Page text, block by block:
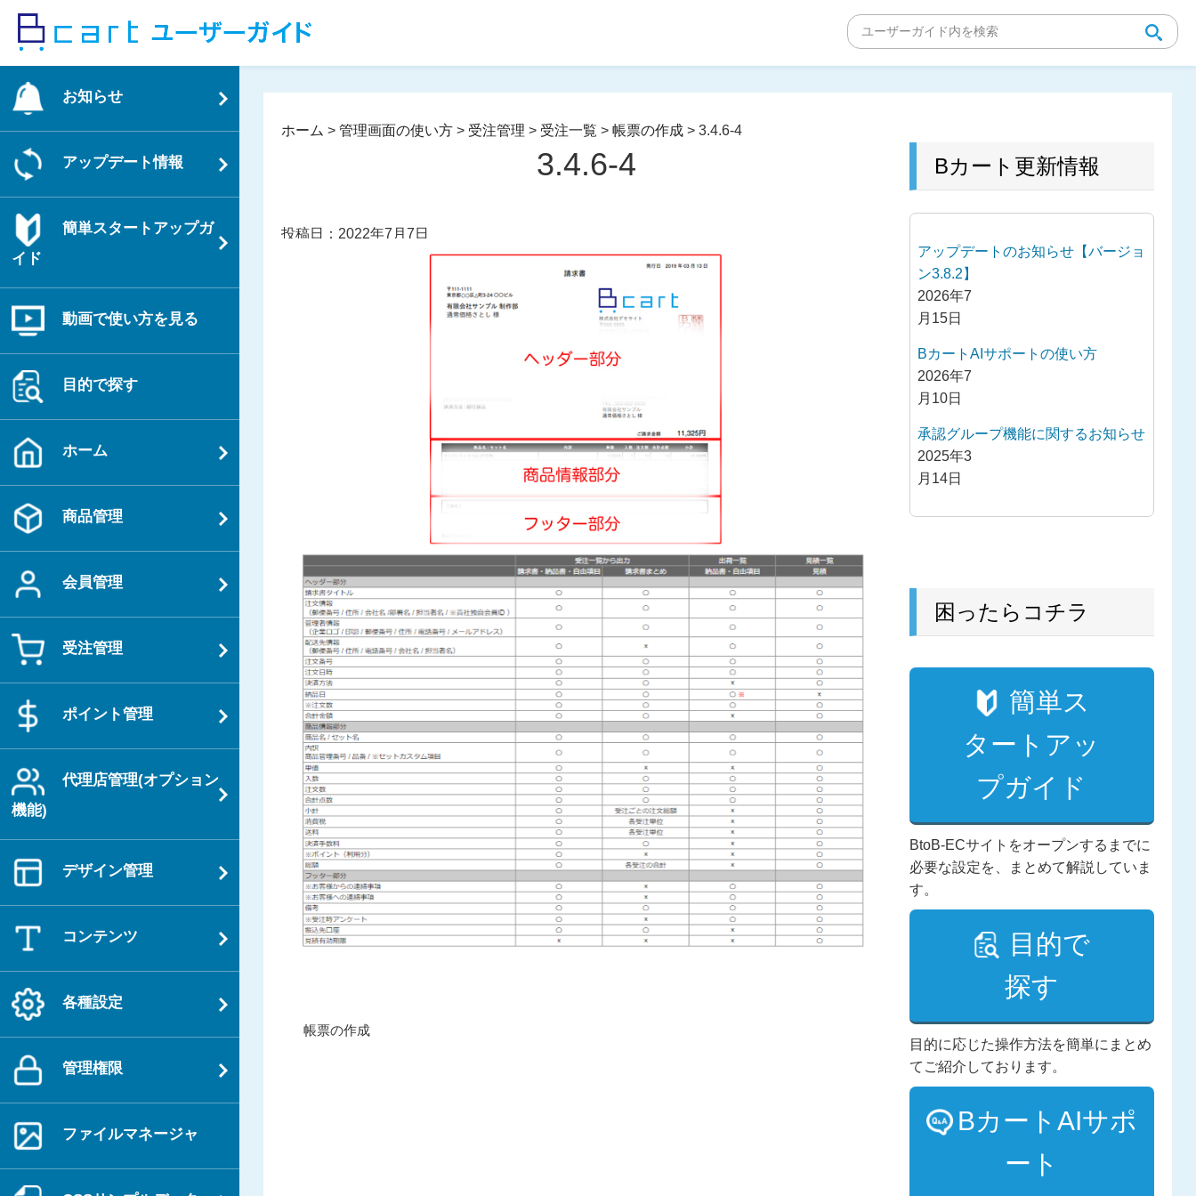
ッ
お知らせ
アップデート情報
簡単スタートアップガ
イド
動画で使い方を見る
目的で探す
ホーム
商品管理
会員管理
受注管理
ポイント管理
代理店管理(オプション
機能)
デザイン管理
コンテンツ
各種設定
管理権限
ファイルマネージャ
ホーム >管理画面の使い方 > 受注管理 > 受注一覧 >帳票の作成 >3.4.6-4
3.4.6-4
投稿日：2022年7月7日
過
帳票の作成
Bカート更新情報
アップデートのお知らせ【バージョ
ン3.8.2】
2026年7
月15日
BカートAIサポートの使い方
2026年7
月10日
承認グループ機能に関するお知らせ
2025年3
月14日
困ったらコチラ
簡単ス
タートアッ
プガイド
BtoB-ECサイトをオープンするまでに
必要な設定を、まとめて解説していま
す。
目的で
探す
目的に応じた操作方法を簡単にまとめ
てご紹介しております。
BカートAIサポ
ート